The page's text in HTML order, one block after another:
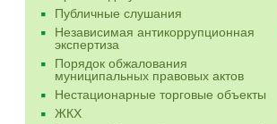
Публичные слушания
Независимая антикоррупционная
экспертиза
Порядок обжалования
муниципальных правовых актов
Нестационарные торговые объекты
ЖКХ